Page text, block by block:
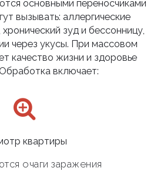
основными переносчиками
вызывать: аллергические
зуд и бессонницу,
через укусы. При массовом
качество жизни и здоровье
включает:
квартиры
очаги заражения